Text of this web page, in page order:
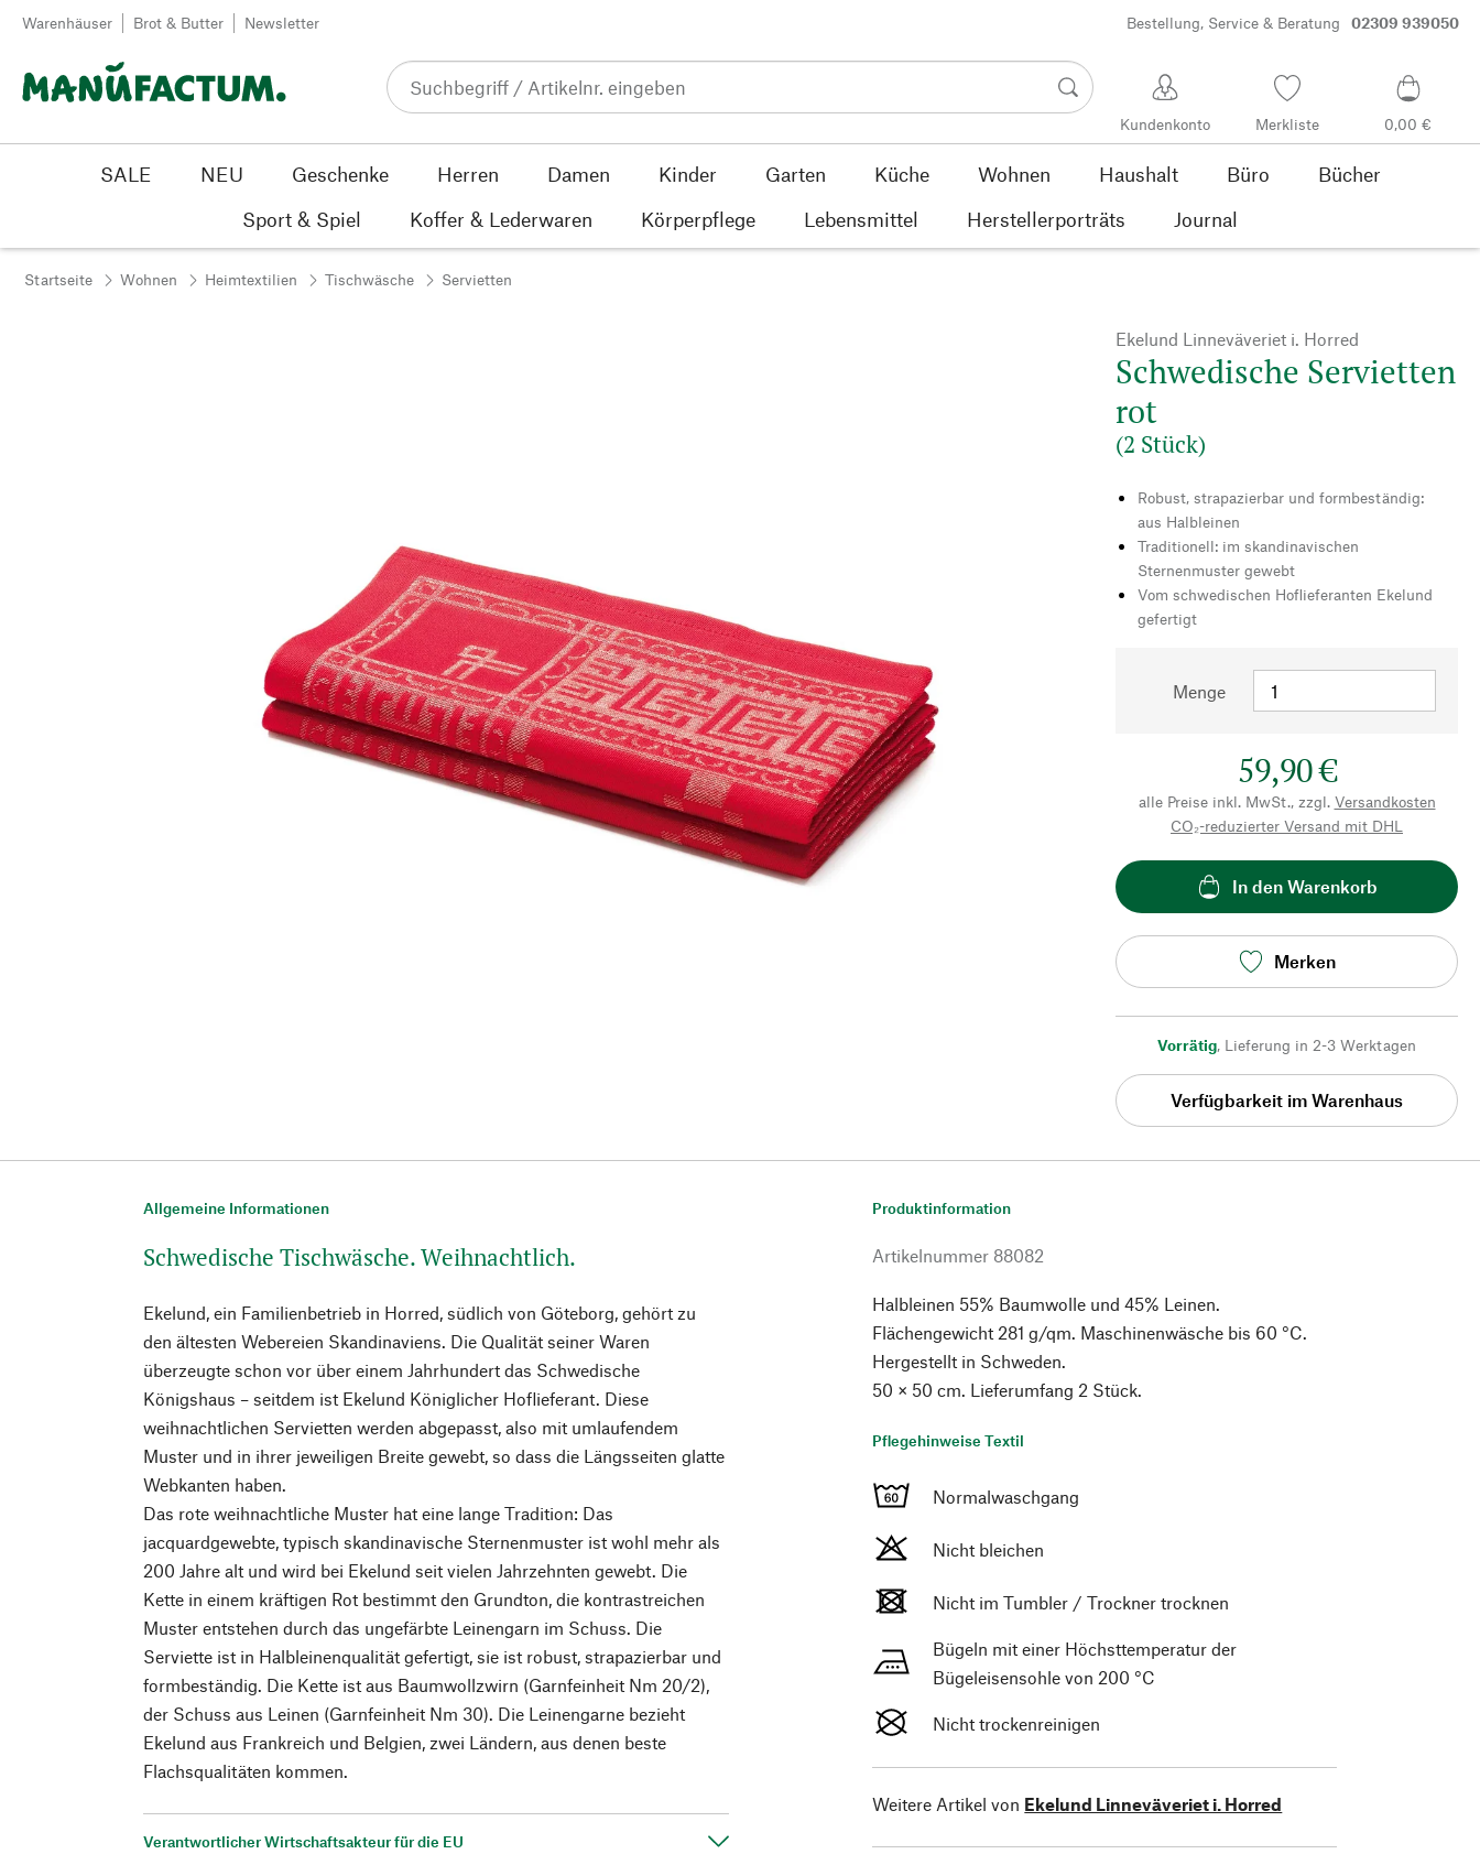
Zum Inhalt springen
Warenhäuser Brot & Butter Newsletter Bestellung, Service & Beratung 02309 939050
Kundenkonto Merkliste 0,00 €
SALE NEU Geschenke Herren Damen Kinder Garten Küche Wohnen Haushalt Büro
Bücher
Sport & Spiel
Koffer & Lederwaren Körperpflege Lebensmittel Herstellerporträts Journal
Startseite Wohnen Heimtextilien Tischwäsche Servietten
Ekelund Linneväveriet i. Horred
Schwedische Servietten
rot
(2 Stück)
Robust, strapazierbar und formbeständig:
aus Halbleinen
Traditionell: im skandinavischen
Sternenmuster gewebt
Vom schwedischen Hoflieferanten Ekelund
gefertigt
Menge
59,90 €
alle Preise inkl. MwSt., zzgl. Versandkosten
CO₂-reduzierter Versand mit DHL
In den Warenkorb
Merken
Vorrätig, Lieferung in 2-3 Werktagen
Verfügbarkeit im Warenhaus
Allgemeine Informationen
Schwedische Tischwäsche. Weihnachtlich.
Ekelund, ein Familienbetrieb in Horred, südlich von Göteborg, gehört zu
den ältesten Webereien Skandinaviens. Die Qualität seiner Waren
überzeugte schon vor über einem Jahrhundert das Schwedische
Königshaus – seitdem ist Ekelund Königlicher Hoflieferant. Diese
weihnachtlichen Servietten werden abgepasst, also mit umlaufendem
Muster und in ihrer jeweiligen Breite gewebt, so dass die Längsseiten glatte
Webkanten haben.
Das rote weihnachtliche Muster hat eine lange Tradition: Das
jacquardgewebte, typisch skandinavische Sternenmuster ist wohl mehr als
200 Jahre alt und wird bei Ekelund seit vielen Jahrzehnten gewebt. Die
Kette in einem kräftigen Rot bestimmt den Grundton, die kontrastreichen
Muster entstehen durch das ungefärbte Leinengarn im Schuss. Die
Serviette ist in Halbleinenqualität gefertigt, sie ist robust, strapazierbar und
formbeständig. Die Kette ist aus Baumwollzwirn (Garnfeinheit Nm 20/2),
der Schuss aus Leinen (Garnfeinheit Nm 30). Die Leinengarne bezieht
Ekelund aus Frankreich und Belgien, zwei Ländern, aus denen beste
Flachsqualitäten kommen.
Verantwortlicher Wirtschaftsakteur für die EU
Produktinformation
Artikelnummer 88082
Halbleinen 55% Baumwolle und 45% Leinen.
Flächengewicht 281 g/qm. Maschinenwäsche bis 60 °C.
Hergestellt in Schweden.
50 × 50 cm. Lieferumfang 2 Stück.
Pflegehinweise Textil
Normalwaschgang
Nicht bleichen
Nicht im Tumbler / Trockner trocknen
Bügeln mit einer Höchsttemperatur der
Bügeleisensohle von 200 °C
Nicht trockenreinigen
Weitere Artikel von Ekelund Linneväveriet i. Horred